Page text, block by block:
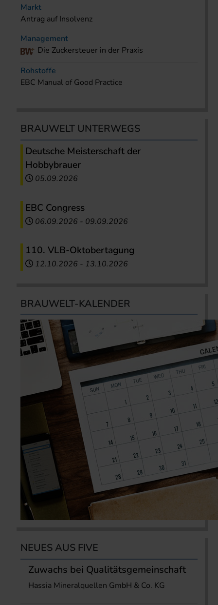
Markt
Antrag auf Insolvenz
Management
Die Zuckersteuer in der Praxis
Rohstoffe
EBC Manual of Good Practice
BRAUWELT UNTERWEGS
Deutsche Meisterschaft der
Hobbybrauer
05.09.2026
EBC Congress
06.09.2026 - 09.09.2026
110. VLB-Oktobertagung
12.10.2026 - 13.10.2026
BRAUWELT-KALENDER
NEUES AUS FIVE
Zuwachs bei Qualitätsgemeinschaft
Hassia Mineralquellen GmbH & Co. KG